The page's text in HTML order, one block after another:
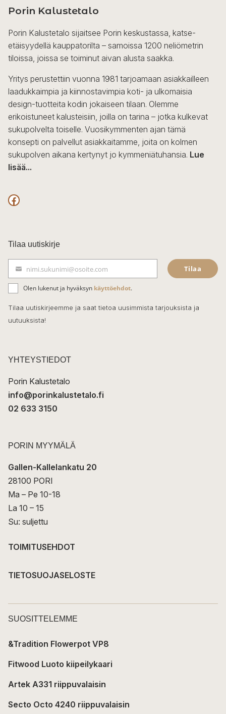
Porin Kalustetalo
Porin Kalustetalo sijaitsee Porin keskustassa, katse-
etäisyydellä kauppatorilta – samoissa 1200 neliömetrin
tiloissa, joissa se toiminut aivan alusta saakka.
Yritys perustettiin vuonna 1981 tarjoamaan asiakkailleen
laadukkaimpia ja kiinnostavimpia koti- ja ulkomaisia
design-tuotteita kodin jokaiseen tilaan. Olemme
erikoistuneet kalusteisiin, joilla on tarina – jotka kulkevat
sukupolvelta toiselle. Vuosikymmenten ajan tämä
konsepti on palvellut asiakkaitamme, joita on kolmen
sukupolven aikana kertynyt jo kymmeniätuhansia. Lue
lisää...
F
c
e
b
o
o
k
Tilaa uutiskirje
ä
h
k
t
nimi.sukunimi@osoite.com Tilaa
Olen lukenut ja hyväksyn käyttöehdot.
Tilaa uutiskirjeemme ja saat tietoa uusimmista tarjouksista ja
uutuuksista!
YHTEYSTIEDOT
Porin Kalustetalo
info@porinkalustetalo.fi
02 633 3150
PORIN MYYMÄLÄ
Gallen-Kallelankatu 20
28100 PORI
Ma – Pe 10-18
La 10 – 15
Su: suljettu
TOIMITUSEHDOT
TIETOSUOJASELOSTE
SUOSITTELEMME
&Tradition Flowerpot VP8
Fitwood Luoto kiipeilykaari
Artek A331 riippuvalaisin
Secto Octo 4240 riippuvalaisin